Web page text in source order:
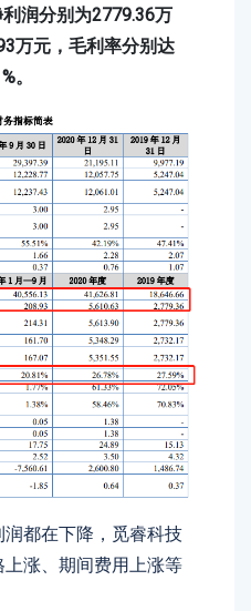
润分别为2779.36万
万元，毛利率分别达
。
都在下降，觅睿科技
涨、期间费用上涨等